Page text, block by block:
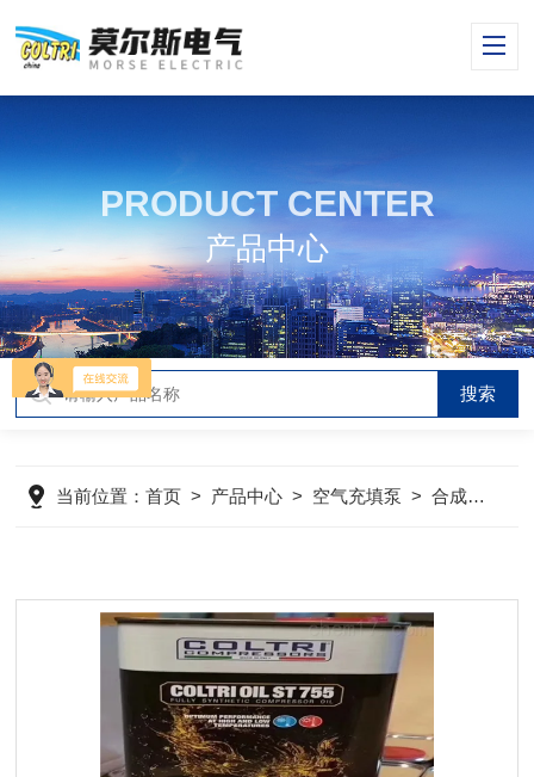
PRODUCT CENTER
产品中心
当前位置：首页 > 产品中心 > 空气充填泵 >合成润滑油